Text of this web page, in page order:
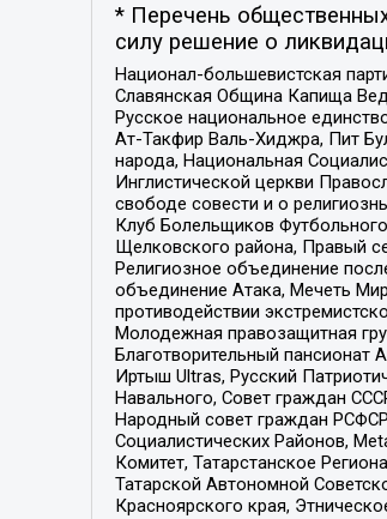
* Перечень
силу решение о
Национал-большевистская
Славянская Община Капища
Русское национальное
Ат-Такфир Валь-Хиджра, Пит
народа, Национальная
Инглистической церкви
свободе совести и о
Клуб Болельщиков
Щелковского района, Правый
Религиозное объединение
объединение Атака, Мечеть
противодействии
Молодежная правозащитная
Благотворительный пансионат
Иртыш Ultras, Русский
Навального, Совет граждан
Народный совет граждан
Социалистических Районов,
Комитет, Татарстанское
Татарской Автономной
Красноярского края,